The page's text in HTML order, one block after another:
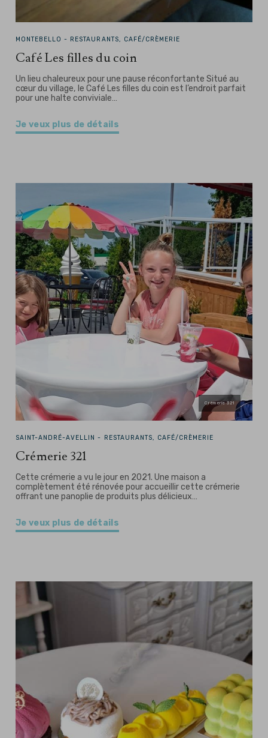
MONTEBELLO - RESTAURANTS, CAFÉ/CRÈMERIE
Café Les filles du coin
Un lieu chaleureux pour une pause réconfortante Situé au
cœur du village, le Café Les filles du coin est l’endroit parfait
pour une halte conviviale…
Je veux plus de détails
Crèmerie 321
SAINT-ANDRÉ-AVELLIN - RESTAURANTS, CAFÉ/CRÈMERIE
Crémerie 321
Cette crémerie a vu le jour en 2021. Une maison a
complètement été rénovée pour accueillir cette crémerie
offrant une panoplie de produits plus délicieux…
Je veux plus de détails